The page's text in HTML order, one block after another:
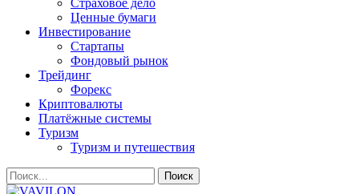
Страховое дело
Ценные бумаги
Инвестирование
Стартапы
Фондовый рынок
Трейдинг
Форекс
Криптовалюты
Платёжные системы
Туризм
Туризм и путешествия